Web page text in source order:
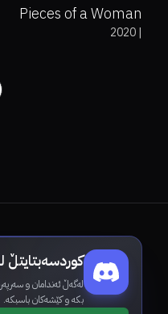
Pieces of a Woman
|
2020
لەگەڵ ئەندامان و
بکە و کێشەکان باسبکە.